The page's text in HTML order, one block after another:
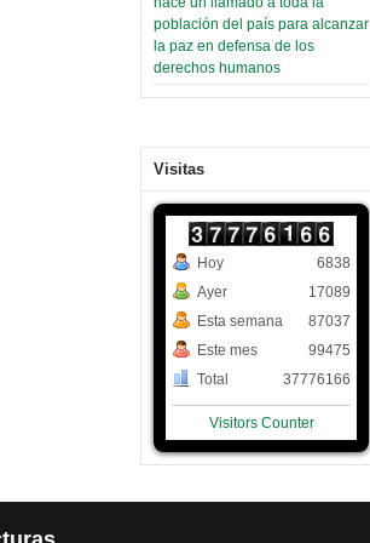
población del país para alcanzar
la paz en defensa de los
derechos humanos
Visitas
Hoy
Ayer
Esta semana
Este mes
Total
6838
17089
87037
99475
37776166
Visitors Counter